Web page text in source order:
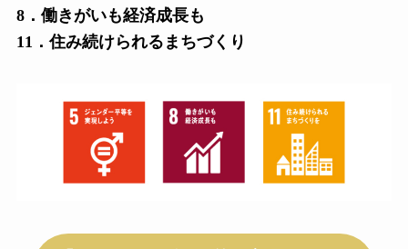
8．働きがいも経済成長も
11．住み続けられるまちづくり